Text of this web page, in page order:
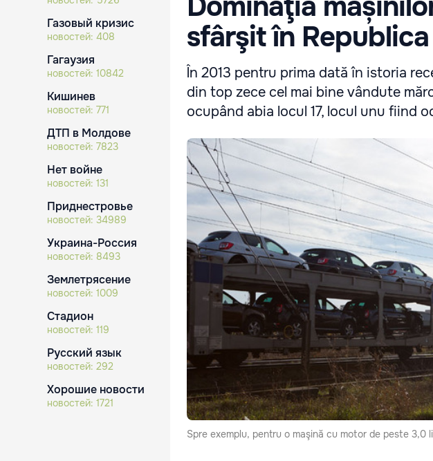
Газовый кризис
новостей: 408
Гагаузия
новостей: 10842
Кишинев
новостей: 771
ДТП в Молдове
новостей: 7823
Нет войне
новостей: 131
Приднестровье
новостей: 34989
Украина-Россия
новостей: 8493
Землетрясение
новостей: 1009
Стадион
новостей: 119
Русский язык
новостей: 292
Хорошие новости
новостей: 1721
sfârşit în
În 2013 pentru prima dată în istoria
din top zece cel mai bine vândute
ocupând abia locul 17, locul unu fiind
Spre exem­plu, pentru o maşină cu motor de peste 3,0